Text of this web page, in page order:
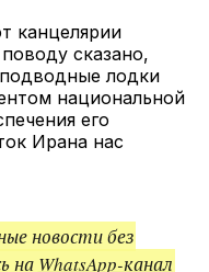
канцелярии
сказано,
лодки
национальной
его
Ирана нас
новости без
на WhatsApp-канал